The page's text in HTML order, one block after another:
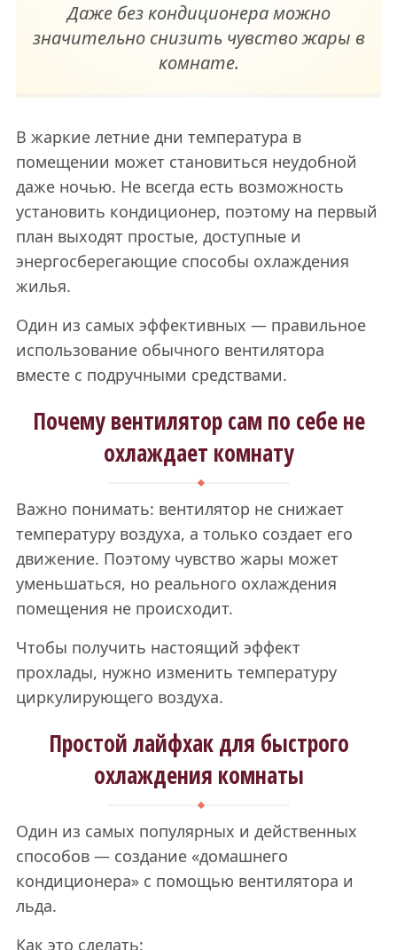
Даже без кондиционера можно
значительно снизить чувство жары в
комнате.
В жаркие летние дни температура в
помещении может становиться неудобной
даже ночью. Не всегда есть возможность
установить кондиционер, поэтому на первый
план выходят простые, доступные и
энергосберегающие способы охлаждения
жилья.
Один из самых эффективных — правильное
использование обычного вентилятора
вместе с подручными средствами.
Почему вентилятор сам по себе не
охлаждает комнату
Важно понимать: вентилятор не снижает
температуру воздуха, а только создает его
движение. Поэтому чувство жары может
уменьшаться, но реального охлаждения
помещения не происходит.
Чтобы получить настоящий эффект
прохлады, нужно изменить температуру
циркулирующего воздуха.
Простой лайфхак для быстрого
охлаждения комнаты
Один из самых популярных и действенных
способов — создание «домашнего
кондиционера» с помощью вентилятора и
льда.
Как это сделать: